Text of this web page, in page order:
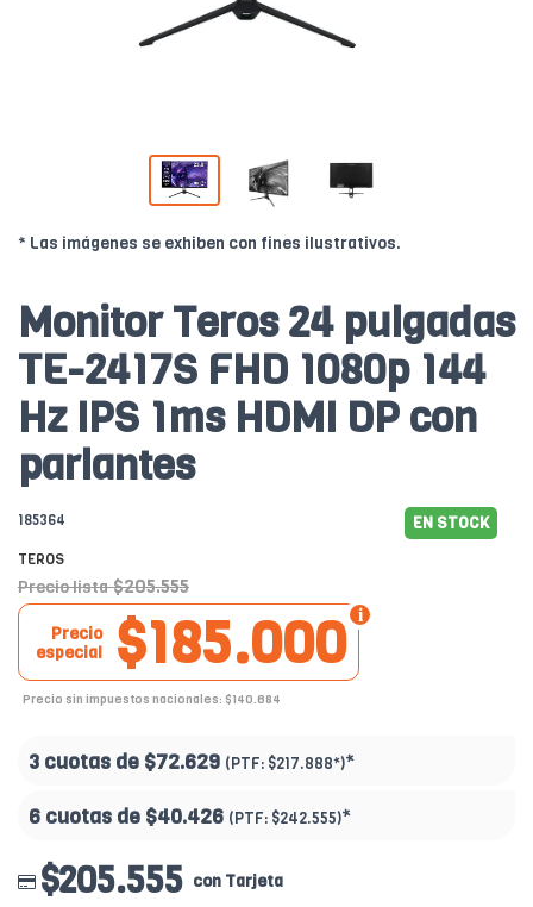
* Las imágenes se exhiben con fines ilustrativos.
Monitor Teros 24 pulgadas
TE-2417S FHD 1080p 144
Hz IPS 1ms HDMI DP con
parlantes
185364 EN STOCK
TEROS
Precio lista $205.555
$185.000
Precio
especial
Precio sin impuestos nacionales: $140.684
3 cuotas de $72.629 (PTF: $217.888*)*
6 cuotas de $40.426 (PTF: $242.555)*
$205.555 con Tarjeta